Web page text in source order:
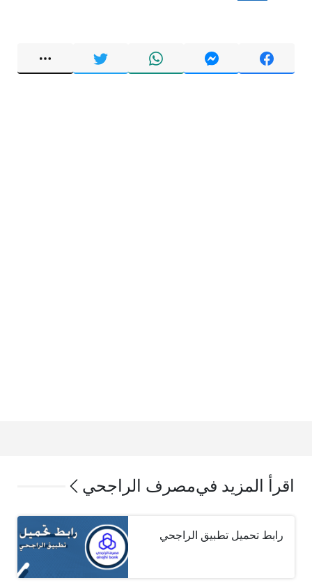
اقرأ المزيد فيمصرف الراجحي
رابط تحميل تطبيق الراجحي